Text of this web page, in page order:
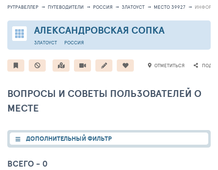
РУТРАВЕЛЛЕР ПУТЕВОДИТЕЛИ РОССИЯ ЗЛАТОУСТ МЕСТО 39927
АЛЕКСАНДРОВСКАЯ СОПКА
РОССИЯ
ЗЛАТОУСТ
ОТМЕТИТЬСЯ
ВОПРОСЫ И СОВЕТЫ ПОЛЬЗОВАТЕЛЕЙ О
МЕСТЕ
ДОПОЛНИТЕЛЬНЫЙ ФИЛЬТР
ВСЕГО - 0